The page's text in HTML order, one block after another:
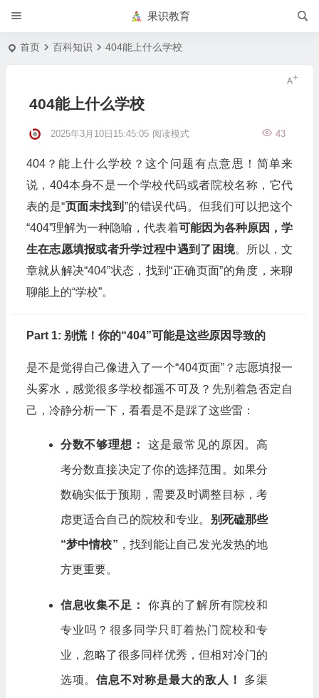
果识教育
首页 百科知识 404能上什么学校
404能上什么学校
2025年3月10日15:45:05 43
阅读模式
404？能上什么学校？这个问题有点意思！简单来
说，404本身不是一个学校代码或者院校名称，它代
表的是“页面未找到 ”的错误代码。但我们可以把这个
“404”理解为一种隐喻，代表着可能因为各种原因，学
生在志愿填报或者升学过程中遇到了困境。所以，文
章就从解决“404”状态，找到“正确页面”的角度，来聊
聊能上的“学校”。
Part 1: 别慌！你的“404”可能是这些原因导致的
是不是觉得自己像进入了一个“404页面”？志愿填报一
头雾水，感觉很多学校都遥不可及？先别着急否定自
己，冷静分析一下，看看是不是踩了这些雷：
分数不够理想： 这是最常见的原因。高
考分数直接决定了你的选择范围。如果分
数确实低于预期，需要及时调整目标，考
虑更适合自己的院校和专业。 别死磕那些
“梦中情校” ，找到能让自己发光发热的地
方更重要。
信息收集不足： 你真的了解所有院校和
专业吗？很多同学只盯着热门院校和专
业，忽略了很多同样优秀，但相对冷门的
选项。信息不对称是最大的敌人！ 多渠